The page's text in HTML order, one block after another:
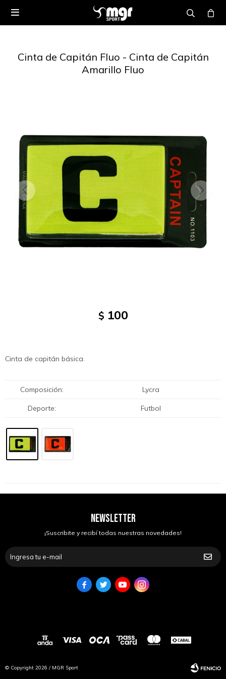

Cinta de Capitán Fluo - Cinta de Capitán
Amarillo Fluo
$ 100
Cinta de capitán básica.
Composición Lycra
Deporte Futbol
NEWSLETTER
¡Suscribite y recibí todas nuestras novedades!
   
© Copyright 2026 / MGR Sport